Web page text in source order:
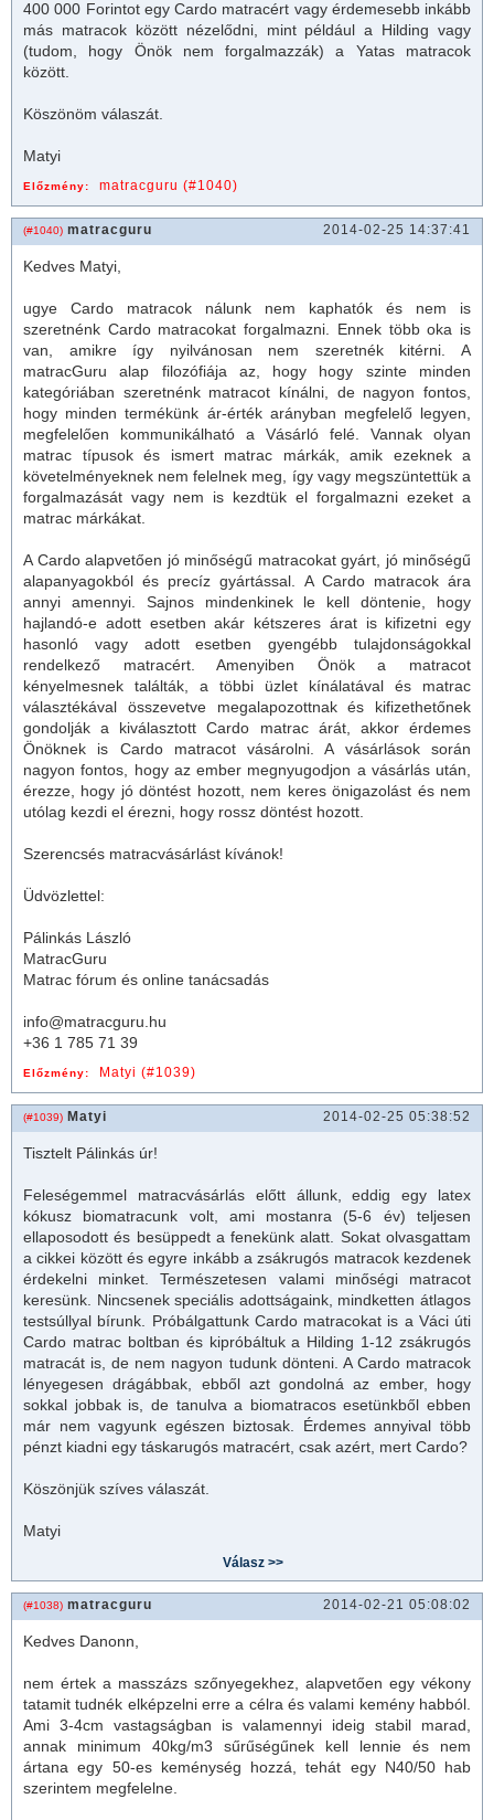
400 000 Forintot egy Cardo matracért vagy érdemesebb inkább
más matracok között nézelődni, mint például a Hilding vagy
(tudom, hogy Önök nem forgalmazzák) a Yatas matracok
között.
Köszönöm válaszát.
Matyi
Előzmény: matracguru (#1040)
(#1040) matracguru 2014-02-25 14:37:41
Kedves Matyi,
ugye Cardo matracok nálunk nem kaphatók és nem is
szeretnénk Cardo matracokat forgalmazni. Ennek több oka is
van, amikre így nyilvánosan nem szeretnék kitérni. A
matracGuru alap filozófiája az, hogy hogy szinte minden
kategóriában szeretnénk matracot kínálni, de nagyon fontos,
hogy minden termékünk ár-érték arányban megfelelő legyen,
megfelelően kommunikálható a Vásárló felé. Vannak olyan
matrac típusok és ismert matrac márkák, amik ezeknek a
követelményeknek nem felelnek meg, így vagy megszüntettük a
forgalmazását vagy nem is kezdtük el forgalmazni ezeket a
matrac márkákat.
A Cardo alapvetően jó minőségű matracokat gyárt, jó minőségű
alapanyagokból és precíz gyártással. A Cardo matracok ára
annyi amennyi. Sajnos mindenkinek le kell döntenie, hogy
hajlandó-e adott esetben akár kétszeres árat is kifizetni egy
hasonló vagy adott esetben gyengébb tulajdonságokkal
rendelkező matracért. Amenyiben Önök a matracot
kényelmesnek találták, a többi üzlet kínálatával és matrac
választékával összevetve megalapozottnak és kifizethetőnek
gondolják a kiválasztott Cardo matrac árát, akkor érdemes
Önöknek is Cardo matracot vásárolni. A vásárlások során
nagyon fontos, hogy az ember megnyugodjon a vásárlás után,
érezze, hogy jó döntést hozott, nem keres önigazolást és nem
utólag kezdi el érezni, hogy rossz döntést hozott.
Szerencsés matracvásárlást kívánok!
Üdvözlettel:
Pálinkás László
MatracGuru
Matrac fórum és online tanácsadás
info@matracguru.hu
+36 1 785 71 39
Előzmény: Matyi (#1039)
(#1039) Matyi 2014-02-25 05:38:52
Tisztelt Pálinkás úr!
Feleségemmel matracvásárlás előtt állunk, eddig egy latex
kókusz biomatracunk volt, ami mostanra (5-6 év) teljesen
ellaposodott és besüppedt a fenekünk alatt. Sokat olvasgattam
a cikkei között és egyre inkább a zsákrugós matracok kezdenek
érdekelni minket. Természetesen valami minőségi matracot
keresünk. Nincsenek speciális adottságaink, mindketten átlagos
testsúllyal bírunk. Próbálgattunk Cardo matracokat is a Váci úti
Cardo matrac boltban és kipróbáltuk a Hilding 1-12 zsákrugós
matracát is, de nem nagyon tudunk dönteni. A Cardo matracok
lényegesen drágábbak, ebből azt gondolná az ember, hogy
sokkal jobbak is, de tanulva a biomatracos esetünkből ebben
már nem vagyunk egészen biztosak. Érdemes annyival több
pénzt kiadni egy táskarugós matracért, csak azért, mert Cardo?
Köszönjük szíves válaszát.
Matyi
(#1038) matracguru 2014-02-21 05:08:02
Kedves Danonn,
nem értek a masszázs szőnyegekhez, alapvetően egy vékony
tatamit tudnék elképzelni erre a célra és valami kemény habból.
Ami 3-4cm vastagságban is valamennyi ideig stabil marad,
annak minimum 40kg/m3 sűrűségűnek kell lennie és nem
ártana egy 50-es keménység hozzá, tehát egy N40/50 hab
szerintem megfelelne.